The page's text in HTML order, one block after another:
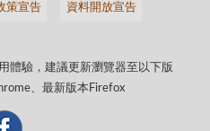
策宣告 資料開放宣告
體驗，建議更新瀏覽器至以下版
、最新版本Firefox